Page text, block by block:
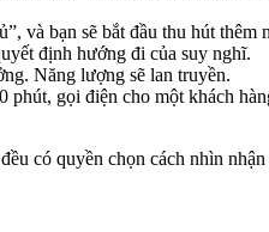
và bạn sẽ bắt đầu thu hút thêm
định hướng đi của suy nghĩ.
Năng lượng sẽ lan truyền.
phút, gọi điện cho một khách
có quyền chọn cách nhìn